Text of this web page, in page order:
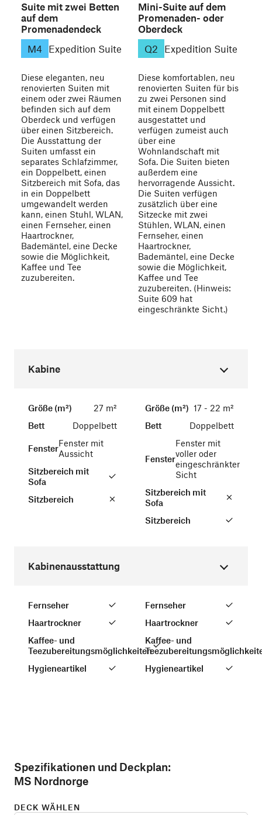
Suite mit zwei Betten
auf dem
Promenadendeck
M4 Expedition Suite
Diese eleganten, neu
renovierten Suiten mit
einem oder zwei Räumen
befinden sich auf dem
Oberdeck und verfügen
über einen Sitzbereich.
Die Ausstattung der
Suiten umfasst ein
separates Schlafzimmer,
ein Doppelbett, einen
Sitzbereich mit Sofa, das
in ein Doppelbett
umgewandelt werden
kann, einen Stuhl, WLAN,
einen Fernseher, einen
Haartrockner,
Bademäntel, eine Decke
sowie die Möglichkeit,
Kaffee und Tee
zuzubereiten.
Mini-Suite auf dem
Promenaden- oder
Oberdeck
Q2
Expedition Suite
Diese komfortablen, neu
renovierten Suiten für bis
zu zwei Personen sind
mit einem Doppelbett
ausgestattet und
verfügen zumeist auch
über eine
Wohnlandschaft mit
Sofa. Die Suiten bieten
außerdem eine
hervorragende Aussicht.
Die Suiten verfügen
zusätzlich über eine
Sitzecke mit zwei
Stühlen, WLAN, einen
Fernseher, einen
Haartrockner,
Bademäntel, eine Decke
sowie die Möglichkeit,
Kaffee und Tee
zuzubereiten. (Hinweis:
Suite 609 hat
eingeschränkte Sicht.)
Kabine
Größe (m²)
27 m²
Bett
Doppelbett
FensterFenster mit
Aussicht
Sitzbereich mit
Sofa
Sitzbereich
Größe (m²) 17 - 22 m²
Bett
Doppelbett
Fenster
Fenster mit
voller oder
eingeschränkter
Sicht
Sitzbereich mit
Sofa
Sitzbereich
Kabinenausstattung
Fernseher
Haartrockner
Kaffee- und
Teezubereitungsmöglichkeiten
Hygieneartikel
Fernseher
Haartrockner
Kaffee- und
Hygieneartikel
Spezifikationen und Deckplan:
MS Nordnorge
DECK WÄHLEN